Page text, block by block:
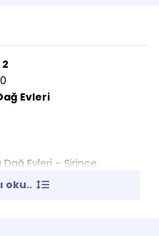
Evleri
Evleri – Şirince
oku..